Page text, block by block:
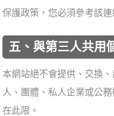
保護政策，您必須參考該
五、與第三人共用
本網站絕不會提供、交換
人、團體、私人企業或公
在此限。